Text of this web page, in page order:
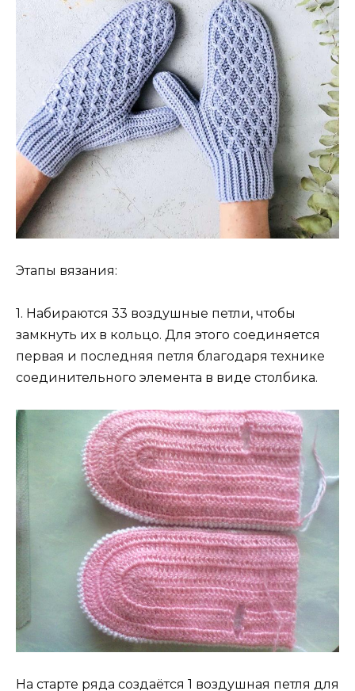
Этапы вязания:
1. Набираются 33 воздушные петли, чтобы
замкнуть их в кольцо. Для этого соединяется
первая и последняя петля благодаря технике
соединительного элемента в виде столбика.
На старте ряда создаётся 1 воздушная петля для